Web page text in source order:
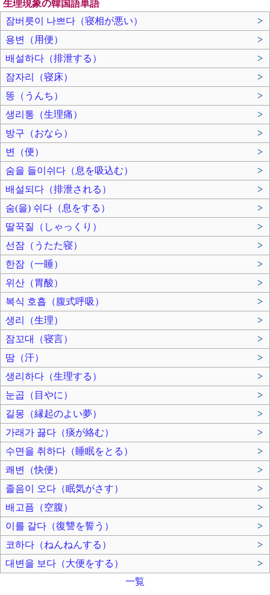
生理現象の韓国語単語
잠버릇이 나쁘다（寝相が悪い）
>
용변（用便）
>
배설하다（排泄する）
>
잠자리（寝床）
>
똥（うんち）
>
생리통（生理痛）
>
방구（おなら）
>
변（便）
>
숨을 들이쉬다（息を吸込む）
>
배설되다（排泄される）
>
숨(을) 쉬다（息をする）
>
딸꾹질（しゃっくり）
>
선잠（うたた寝）
>
한잠（一睡）
>
위산（胃酸）
>
복식 호흡（腹式呼吸）
>
생리（生理）
>
잠꼬대（寝言）
>
땀（汗）
>
생리하다（生理する）
>
눈곱（目やに）
>
길몽（縁起のよい夢）
>
가래가 끓다（痰が絡む）
>
수면을 취하다（睡眠をとる）
>
쾌변（快便）
>
졸음이 오다（眠気がさす）
>
배고픔（空腹）
>
이를 갈다（復讐を誓う）
>
코하다（ねんねんする）
>
대변을 보다（大便をする）
>
一覧